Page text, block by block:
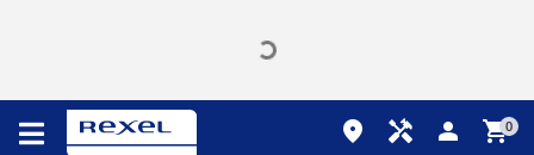
place handyman person shopping_cart0